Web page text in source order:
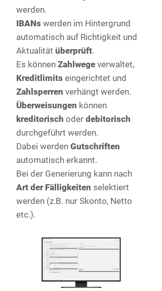
werden.
IBANs werden im Hintergrund
automatisch auf Richtigkeit und
Aktualität überprüft.
Es können Zahlwege verwaltet,
Kreditlimits eingerichtet und
Zahlsperren verhängt werden.
Überweisungen können
kreditorisch oder debitorisch
durchgeführt werden.
Dabei werden Gutschriften
automatisch erkannt.
Bei der Generierung kann nach
Art der Fälligkeiten selektiert
werden (z.B. nur Skonto, Netto
etc.).